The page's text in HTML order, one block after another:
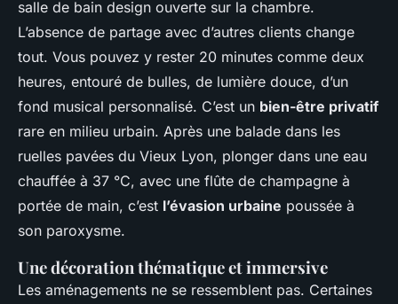
salle de bain design ouverte sur la chambre.
L’absence de partage avec d’autres clients change
tout. Vous pouvez y rester 20 minutes comme deux
heures, entouré de bulles, de lumière douce, d’un
fond musical personnalisé. C’est un bien-être privatif
rare en milieu urbain. Après une balade dans les
ruelles pavées du Vieux Lyon, plonger dans une eau
chauffée à 37 °C, avec une flûte de champagne à
portée de main, c’est l’évasion urbaine poussée à
son paroxysme.
Une décoration thématique et immersive
Les aménagements ne se ressemblent pas. Certaines